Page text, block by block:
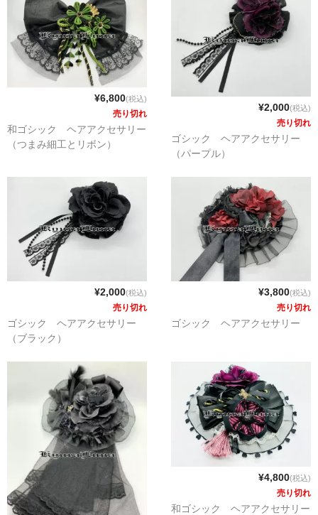
¥6,800(税込)
売り切れ
和ゴシック ヘアアクセサリー
（つまみ細工とリボン）
¥2,000(税込)
売り切れ
ゴシック ヘアアクセサリー
（パープル）
¥2,000(税込)
売り切れ
ゴシック ヘアアクセサリー
（ブラック）
¥3,800(税込)
売り切れ
ゴシック ヘアアクセサリー
¥4,800(税込)
売り切れ
和ゴシック ヘアアクセサリー